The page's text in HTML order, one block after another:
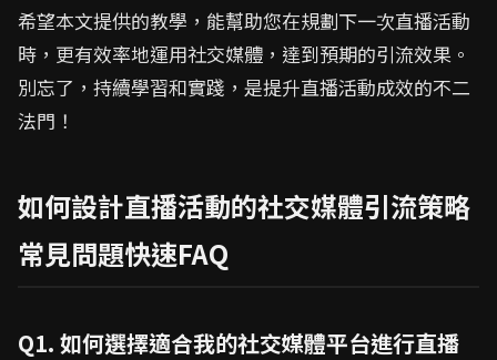
希望本文提供的教學，能幫助您在規劃下一次直播活動
時，更有效率地運用社交媒體，達到預期的引流效果。
別忘了，持續學習和實踐，是提升直播活動成效的不二
法門！
如何設計直播活動的社交媒體引流策略
常見問題快速FAQ
Q1. 如何選擇適合我的社交媒體平台進行直播